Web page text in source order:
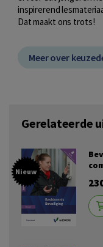
inspirerend
Dat maakt ons trots!
Meer over
Gerelateerde
Nieuw